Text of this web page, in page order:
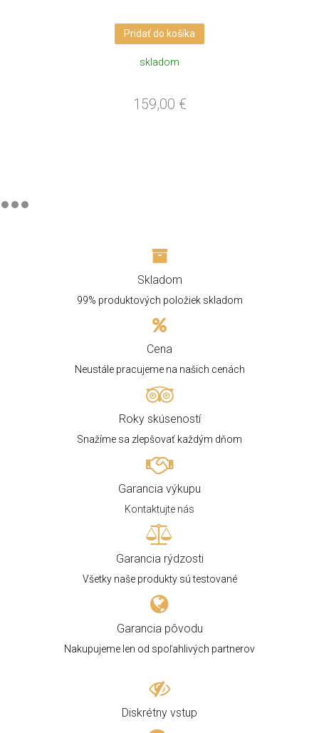
Pridať do košíka
skladom
159,00 €
Skladom
99% produktových položiek skladom
Cena
Neustále pracujeme na našich cenách
Roky skúseností
Snažíme sa zlepšovať každým dňom
Garancia výkupu
Kontaktujte nás
Garancia rýdzosti
Všetky naše produkty sú testované
Garancia pôvodu
Nakupujeme len od spoľahlivých partnerov
Diskrétny vstup